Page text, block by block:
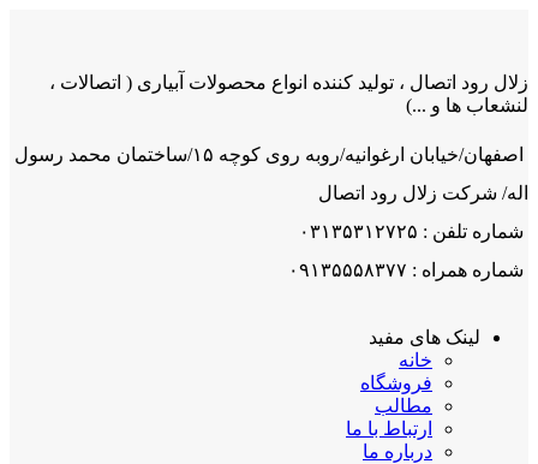
زلال رود اتصال ، تولید کننده انواع محصولات آبیاری ( اتصالات ،
لنشعاب ها و ...)
اصفهان/خیابان ارغوانیه/روبه روی کوچه ۱۵/ساختمان محمد رسول
اله/ شرکت زلال رود اتصال
شماره تلفن : ۰۳۱۳۵۳۱۲۷۲۵
شماره همراه : ۰۹۱۳۵۵۵۸۳۷۷
لینک های مفید
خانه
فروشگاه
مطالب
ارتباط با ما
درباره ما